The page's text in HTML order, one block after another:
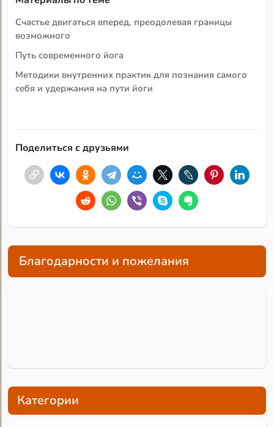
Счастье двигаться вперед, преодолевая границы
возможного
Путь современного йога
Методики внутренних практик для познания самого
себя и удержания на пути йоги
Поделиться с друзьями
Благодарности и пожелания
Категории